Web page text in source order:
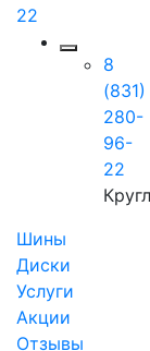
22
8
(831)
280-
96-
22
Шины
Диски
Услуги
Акции
Отзывы